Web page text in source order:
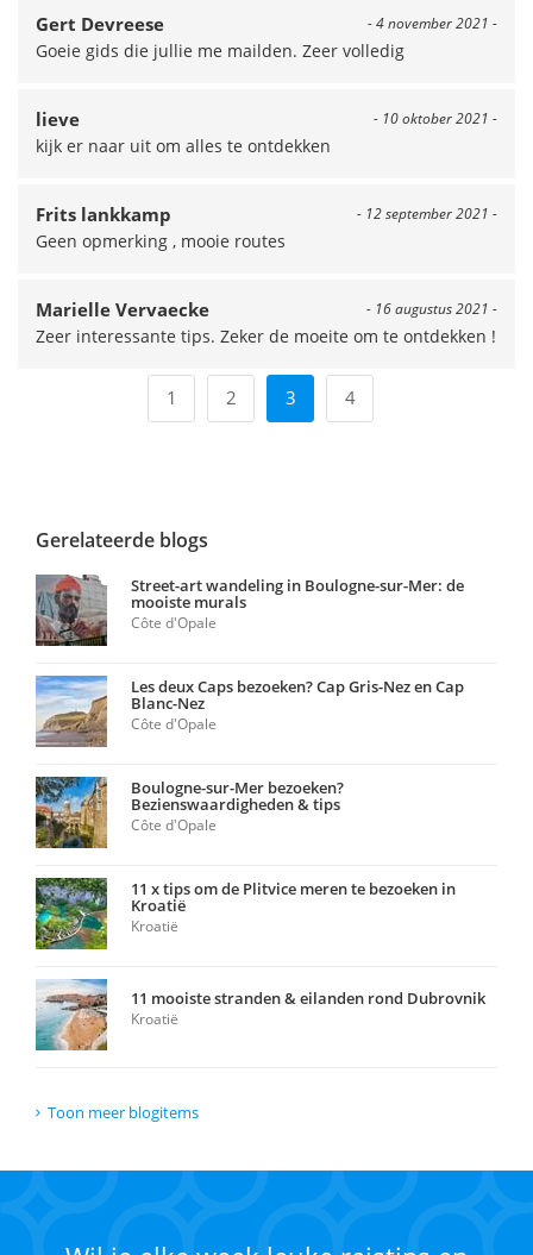
- 4 november 2021 -
Gert Devreese
Goeie gids die jullie me mailden. Zeer volledig
- 10 oktober 2021 -
lieve
kijk er naar uit om alles te ontdekken
- 12 september 2021 -
Frits lankkamp
Geen opmerking , mooie routes
- 16 augustus 2021 -
Marielle Vervaecke
Zeer interessante tips. Zeker de moeite om te ontdekken !
1 2 3 4
Gerelateerde blogs
Street-art wandeling in Boulogne-sur-Mer: de
mooiste murals
Côte d'Opale
Les deux Caps bezoeken? Cap Gris-Nez en Cap
Blanc-Nez
Côte d'Opale
Boulogne-sur-Mer bezoeken?
Bezienswaardigheden & tips
Côte d'Opale
11 x tips om de Plitvice meren te bezoeken in
Kroatië
Kroatië
11 mooiste stranden & eilanden rond Dubrovnik
Kroatië
Toon meer blogitems